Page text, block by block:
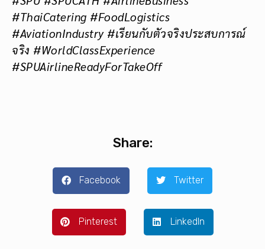
#ThaiCatering #FoodLogistics
#AviationIndustry #เรียนกับตัวจริงประสบการณ์
จริง #WorldClassExperience
#SPUAirlineReadyForTakeOff
Share:
Facebook Twitter
Pinterest LinkedIn